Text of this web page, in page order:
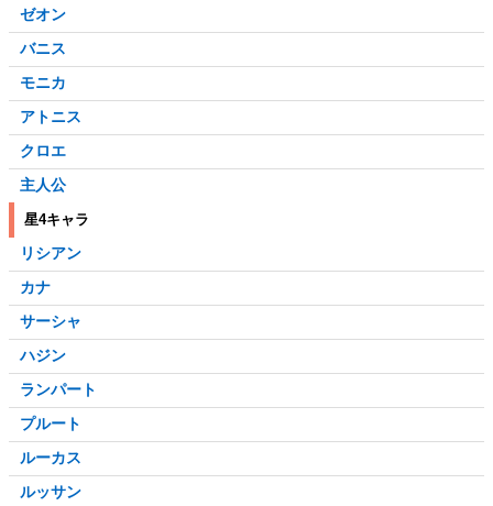
ゼオン
バニス
モニカ
アトニス
クロエ
主人公
星4キャラ
リシアン
カナ
サーシャ
ハジン
ランパート
プルート
ルーカス
ルッサン